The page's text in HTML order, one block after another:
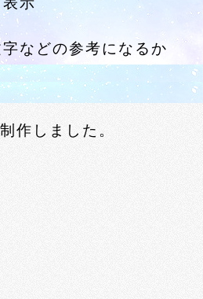
などの参考になるか
作しました。